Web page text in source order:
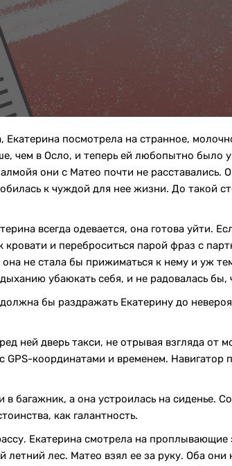
Екатерина посмотрела на странное,
чем в Осло, и теперь ей любопытно было
они с Матео почти не расставались.
к чуждой для нее жизни. До такой
всегда одевается, она готова уйти.
кровати и переброситься парой фраз с
она не стала бы прижиматься к нему и уж
убаюкать себя, и не радовалась
бы раздражать Екатерину до
ней дверь такси, не отрывая взгляда от
координатами и временем. Навигатор
в багажник, а она устроилась на сиденье.
как галантность.
Екатерина смотрела на
летний лес. Матео взял ее за руку. Оба